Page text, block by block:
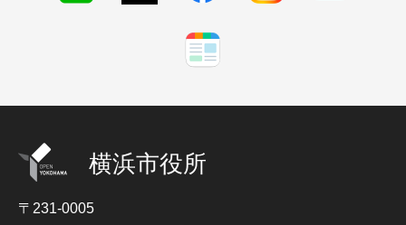
横浜市役所
〒231-0005